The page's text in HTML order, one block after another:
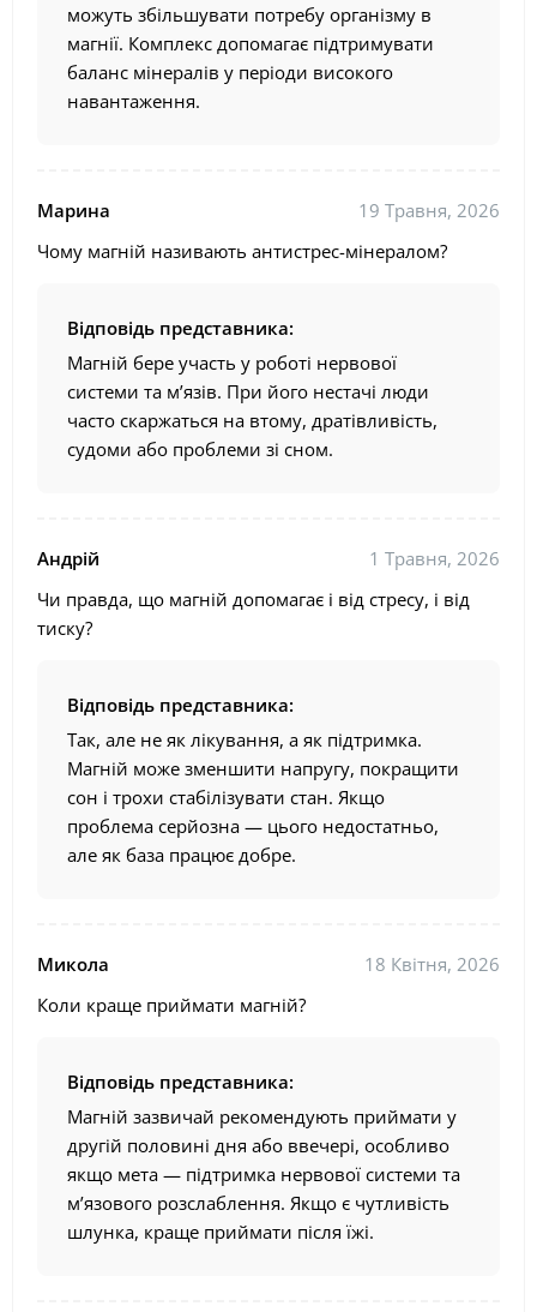
можуть збільшувати потребу організму в
магнії. Комплекс допомагає підтримувати
баланс мінералів у періоди високого
навантаження.
Марина
19 Травня, 2026
Чому магній називають антистрес-мінералом?
Відповідь представника:
Магній бере участь у роботі нервової
системи та м’язів. При його нестачі люди
часто скаржаться на втому, дратівливість,
судоми або проблеми зі сном.
Андрій
1 Травня, 2026
Чи правда, що магній допомагає і від стресу, і від
тиску?
Відповідь представника:
Так, але не як лікування, а як підтримка.
Магній може зменшити напругу, покращити
сон і трохи стабілізувати стан. Якщо
проблема серйозна — цього недостатньо,
але як база працює добре.
Микола
18 Квітня, 2026
Коли краще приймати магній?
Відповідь представника:
Магній зазвичай рекомендують приймати у
другій половині дня або ввечері, особливо
якщо мета — підтримка нервової системи та
м’язового розслаблення. Якщо є чутливість
шлунка, краще приймати після їжі.